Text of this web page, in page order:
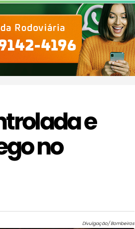
e
no
Divulgação/ Bombeiros